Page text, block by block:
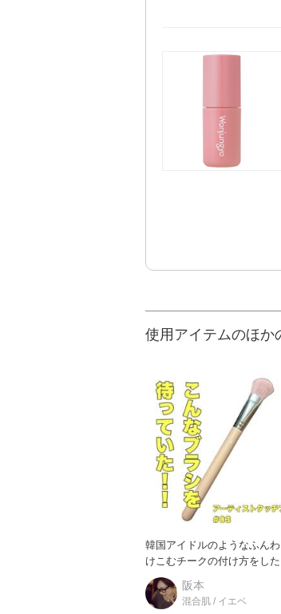
使用アイテムのほか
韓国アイドルのようなふんわ
けこむチークの付け方をし
阪本
混合肌 / イエベ